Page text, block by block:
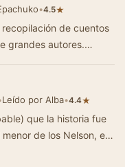
•4.5★
de cuentos
grandes autores.
Leído por Alba•4.4★
que la historia fue